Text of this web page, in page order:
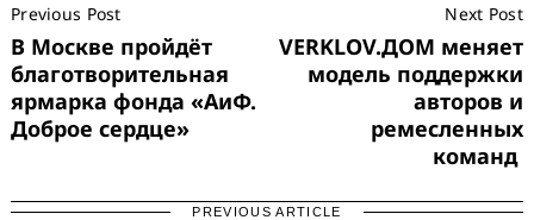
Navigation
Previous Post
В Москве пройдёт
благотворительная
ярмарка фонда «АиФ.
Доброе сердце»
Next Post
VERKLOV.ДОМ меняет
модель поддержки
авторов и
ремесленных
команд
PREVIOUS ARTICLE